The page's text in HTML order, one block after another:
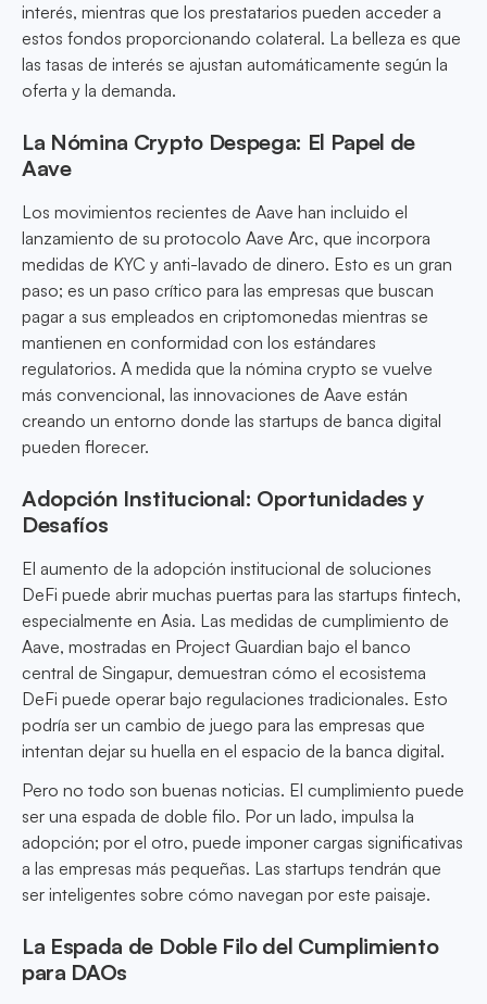
interés, mientras que los prestatarios pueden acceder a
estos fondos proporcionando colateral. La belleza es que
las tasas de interés se ajustan automáticamente según la
oferta y la demanda.
La Nómina Crypto Despega: El Papel de
Aave
Los movimientos recientes de Aave han incluido el
lanzamiento de su protocolo Aave Arc, que incorpora
medidas de KYC y anti-lavado de dinero. Esto es un gran
paso; es un paso crítico para las empresas que buscan
pagar a sus empleados en criptomonedas mientras se
mantienen en conformidad con los estándares
regulatorios. A medida que la nómina crypto se vuelve
más convencional, las innovaciones de Aave están
creando un entorno donde las startups de banca digital
pueden florecer.
Adopción Institucional: Oportunidades y
Desafíos
El aumento de la adopción institucional de soluciones
DeFi puede abrir muchas puertas para las startups fintech,
especialmente en Asia. Las medidas de cumplimiento de
Aave, mostradas en Project Guardian bajo el banco
central de Singapur, demuestran cómo el ecosistema
DeFi puede operar bajo regulaciones tradicionales. Esto
podría ser un cambio de juego para las empresas que
intentan dejar su huella en el espacio de la banca digital.
Pero no todo son buenas noticias. El cumplimiento puede
ser una espada de doble filo. Por un lado, impulsa la
adopción; por el otro, puede imponer cargas significativas
a las empresas más pequeñas. Las startups tendrán que
ser inteligentes sobre cómo navegan por este paisaje.
La Espada de Doble Filo del Cumplimiento
para DAOs